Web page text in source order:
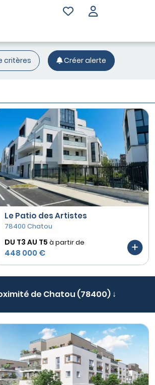
critères Créer alerte
Le Patio des Artistes
78400 Chatou
DU T3 AU T5 à partir de
448 000 €
de Chatou (78400) ↓